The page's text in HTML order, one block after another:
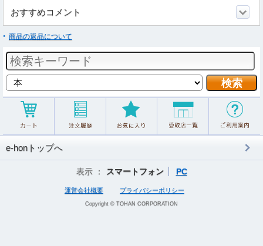
おすすめコメント
商品の返品について
e-honトップへ
表示 ： スマートフォン PC
運営会社概要 プライバシーポリシー
Copyright © TOHAN CORPORATION